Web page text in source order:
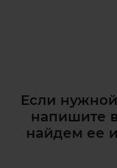
Если
напишите
найдем ее